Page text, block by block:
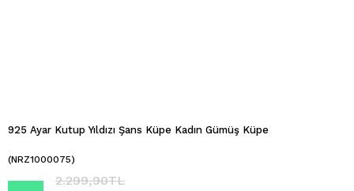
925 Ayar Kutup Yıldızı Şans Küpe Kadın Gümüş Küpe
(NRZ1000075)
2.299,90TL